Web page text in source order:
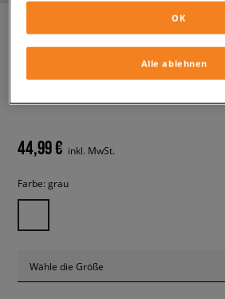
ESSENTIALS
44,99 € inkl. MwSt.
Farbe: grau
Wähle die Größe
Alle ablehnen
OK